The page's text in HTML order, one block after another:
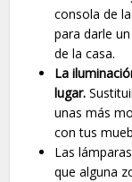
consola de
para darle
de la casa.
La
lugar.
unas más
con tus
Las
que alguna